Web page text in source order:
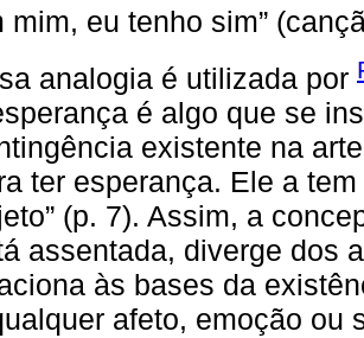
mim, eu tenho sim”
analogia é utilizada por
é algo que se
existente na
ter esperança. Ele a
(p. 7). Assim, a
assentada, diverge dos
às bases da
afeto, emoção ou